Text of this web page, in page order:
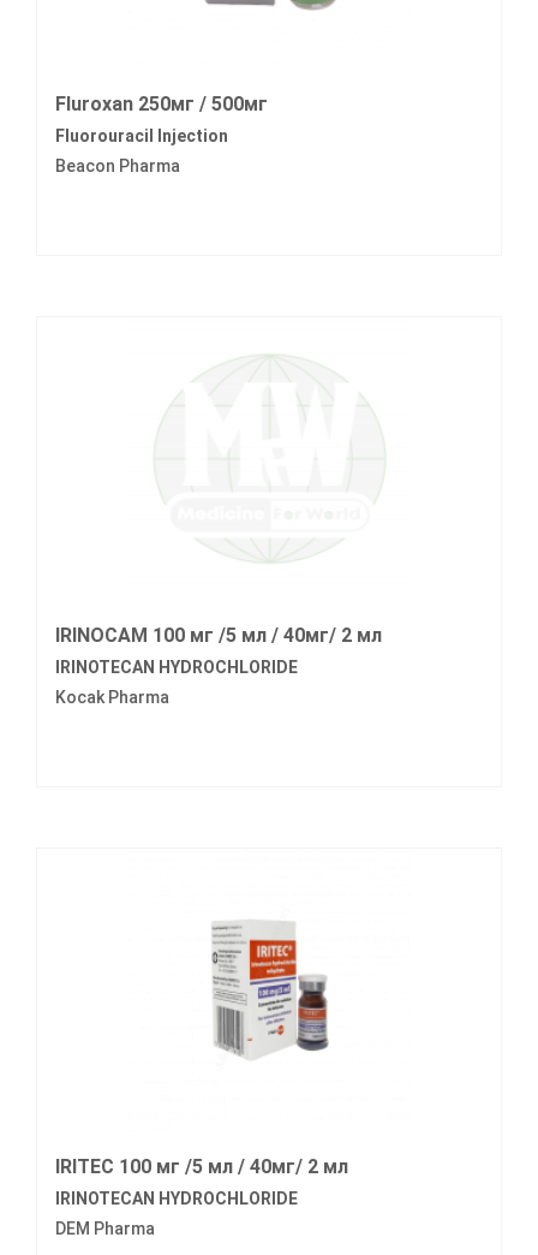
Fluroxan 250мг / 500мг
Fluorouracil Injection
Beacon Pharma
IRINOCAM 100 мг /5 мл / 40мг/ 2 мл
IRINOTECAN HYDROCHLORIDE
Kocak Pharma
IRITEC 100 мг /5 мл / 40мг/ 2 мл
IRINOTECAN HYDROCHLORIDE
DEM Pharma